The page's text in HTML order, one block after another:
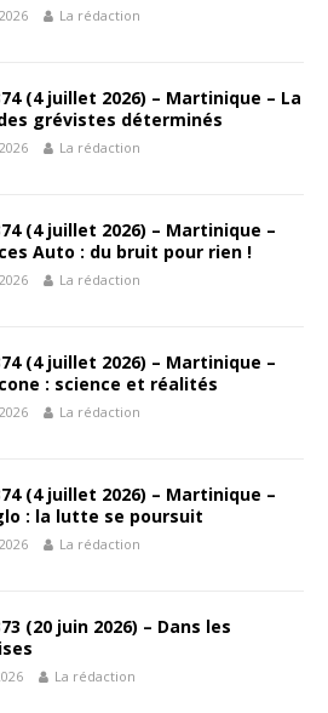
La rédaction
(4 juillet 2026) – Martinique – La
grévistes déterminés
La rédaction
(4 juillet 2026) – Martinique –
Auto : du bruit pour rien !
La rédaction
(4 juillet 2026) – Martinique –
: science et réalités
La rédaction
(4 juillet 2026) – Martinique –
: la lutte se poursuit
La rédaction
(20 juin 2026) – Dans les
La rédaction